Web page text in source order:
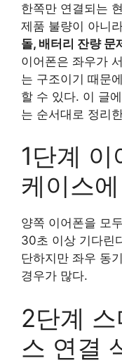
한쪽만 연결되는
제품 불량이 아니
돌, 배터리 잔량 문
이어폰은 좌우가
는 구조이기 때문
할 수 있다. 이 글
는 순서대로 정리
1단계 이
케이스
양쪽 이어폰을 모
30초 이상 기다린
단하지만 좌우 동
경우가 많다.
2단계
스 연결